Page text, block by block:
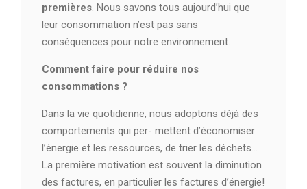
premières. Nous savons tous aujourd’hui que
leur consommation n’est pas sans
conséquences pour notre environnement.
Comment faire pour réduire nos
consommations ?
Dans la vie quotidienne, nous adoptons déjà des
comportements qui per- mettent d’économiser
l’énergie et les ressources, de trier les déchets…
La première motivation est souvent la diminution
des factures, en particulier les factures d’énergie!